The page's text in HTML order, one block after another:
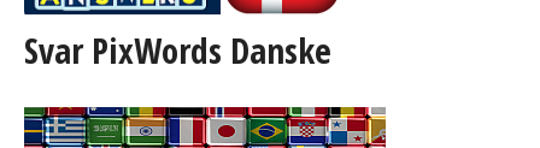
Svar PixWords Danske